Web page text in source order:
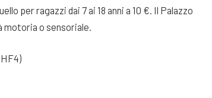
per ragazzi dai 7 ai 18 anni a 10 €. Il Palazzo
o sensoriale.